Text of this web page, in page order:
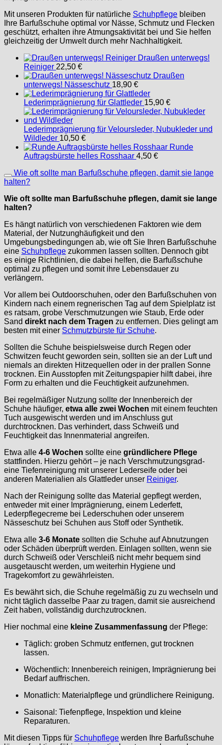
Mit unseren Produkten für natürliche Schuhpflege bleiben
Ihre Barfußschuhe optimal vor Nässe, Schmutz und Flecken
geschützt, erhalten ihre Atmungsaktivität bei und Sie helfen
gleichzeitig der Umwelt durch mehr Nachhaltigkeit.
Draußen unterwegs!
Reiniger 22,50 €
Draußen
unterwegs! Nässeschutz 18,90 €
Lederimprägnierung für Glattleder 15,90 €
Lederimprägnierung für Veloursleder, Nubukleder und
Wildleder 10,50 €
Runde
Auftragsbürste helles Rosshaar 4,50 €
Wie oft sollte man Barfußschuhe pflegen, damit sie lange
halten?
Wie oft sollte man Barfußschuhe pflegen, damit sie lange
halten?
Es hängt natürlich von verschiedenen Faktoren wie dem
Material, der Nutzunghäufigkeit und den
Umgebungsbedingungen ab, wie oft Sie Ihren Barfußschuhe
eine Schuhpflege zukommen lassen sollten. Dennoch gibt
es einige Richtlinien, die dabei helfen, die Barfußschuhe
optimal zu pflegen und somit ihre Lebensdauer zu
verlängern.
Vor allem bei Outdoorschuhen, oder den Barfußschuhen von
Kindern nach einem regnerischen Tag auf dem Spielplatz ist
es ratsam, grobe Verschmutzungen wie Staub, Erde oder
Sand direkt nach dem Tragen zu entfernen. Dies gelingt am
besten mit einer Schmutzbürste für Schuhe.
Sollten die Schuhe beispielsweise durch Regen oder
Schwitzen feucht geworden sein, sollten sie an der Luft und
niemals an direkten Hitzequellen oder in der prallen Sonne
trocknen. Ein Ausstopfen mit Zeitungspapier hilft dabei, ihre
Form zu erhalten und die Feuchtigkeit aufzunehmen.
Bei regelmäßiger Nutzung sollte der Innenbereich der
Schuhe häufiger, etwa alle zwei Wochen mit einem feuchten
Tuch ausgewischt werden und im Anschluss gut
durchtrocknen. Das verhindert, dass Schweiß und
Feuchtigkeit das Innenmaterial angreifen.
Etwa alle 4-6 Wochen sollte eine gründlichere Pflege
stattfinden. Hierzu gehört – je nach Verschmutzungsgrad-
eine Tiefenreinigung mit unserer Lederseife oder bei
anderen Materialien als Glattleder unser Reiniger.
Nach der Reinigung sollte das Material gepflegt werden,
entweder mit einer Imprägnierung, einem Lederfett,
Lederpflegecreme bei Lederschuhen oder unserem
Nässeschutz bei Schuhen aus Stoff oder Synthetik.
Etwa alle 3-6 Monate sollten die Schuhe auf Abnutzungen
oder Schäden überprüft werden. Einlagen sollten, wenn sie
durch Schweiß oder Verschleiß nicht mehr bequem sind
ausgetauscht werden, um weiterhin Hygiene und
Tragekomfort zu gewährleisten.
Es bewährt sich, die Schuhe regelmäßig zu zu wechseln und
nicht täglich dasselbe Paar zu tragen, damit sie ausreichend
Zeit haben, vollständig durchzutrocknen.
Hier nochmal eine kleine Zusammenfassung der Pflege:
Täglich: groben Schmutz entfernen, gut trocknen
lassen.
Wöchentlich: Innenbereich reinigen, Imprägnierung bei
Bedarf auffrischen.
Monatlich: Materialpflege und gründlichere Reinigung.
Saisonal: Tiefenpflege, Inspektion und kleine
Reparaturen.
Mit diesen Tipps für Schuhpflege werden Ihre Barfußschuhe